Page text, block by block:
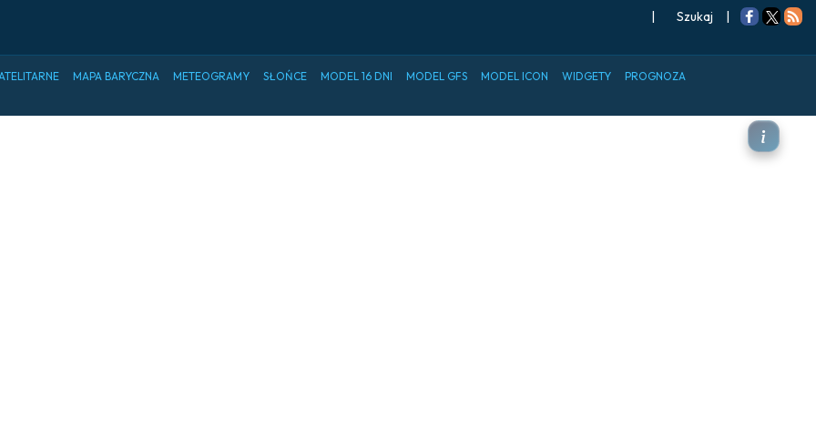
| |
MAPA BARYCZNA METEOGRAMY SŁOŃCE MODEL 16 DNI MODEL GFS MODEL ICON WIDGETY PROGNOZA